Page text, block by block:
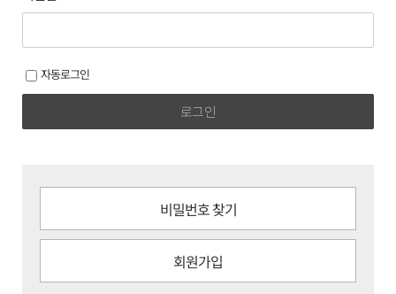
자동로그인
로그인
비밀번호 찾기
회원가입